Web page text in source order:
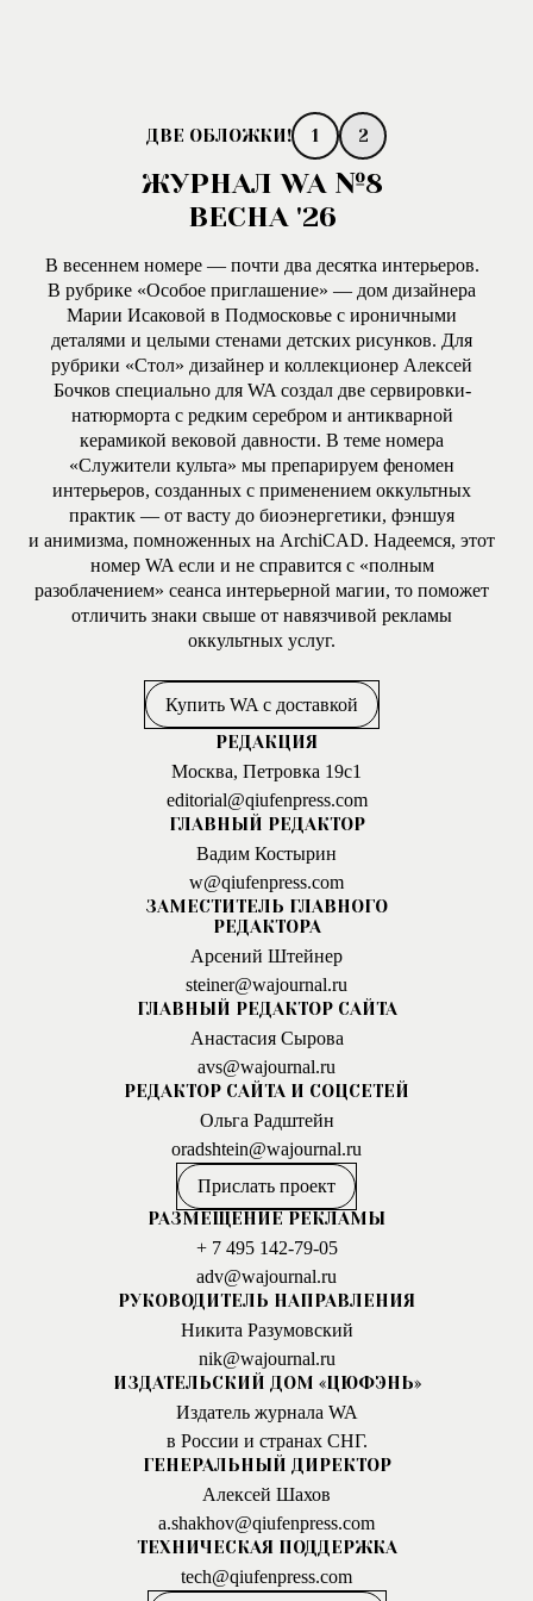
1 2
ЖУРНАЛ WA №8
ВЕСНА '26
В весеннем номере — почти два десятка интерьеров.
В рубрике «Особое приглашение» — дом дизайнера
Марии Исаковой в Подмосковье с ироничными
деталями и целыми стенами детских рисунков. Для
рубрики «Стол» дизайнер и коллекционер Алексей
Бочков специально для WA создал две сервировки-
натюрморта с редким серебром и антикварной
керамикой вековой давности. В теме номера
«Служители культа» мы препарируем феномен
интерьеров, созданных с применением оккультных
практик — от васту до биоэнергетики, фэншуя
и анимизма, помноженных на ArchiCAD. Надеемся, этот
номер WA если и не справится с «полным
разоблачением» сеанса интерьерной магии, то поможет
отличить знаки свыше от навязчивой рекламы
оккультных услуг.
Купить WA с доставкой
РЕДАКЦИЯ
Москва, Петровка 19с1
editorial@qiufenpress.com
ГЛАВНЫЙ РЕДАКТОР
Вадим Костырин
w@qiufenpress.com
ЗАМЕСТИТЕЛЬ ГЛАВНОГО
РЕДАКТОРА
Арсений Штейнер
steiner@wajournal.ru
ГЛАВНЫЙ РЕДАКТОР САЙТА
Анастасия Сырова
avs@wajournal.ru
РЕДАКТОР САЙТА И СОЦСЕТЕЙ
Ольга Радштейн
oradshtein@wajournal.ru
Прислать проект
РАЗМЕЩЕНИЕ РЕКЛАМЫ
+ 7 495 142-79-05
adv@wajournal.ru
РУКОВОДИТЕЛЬ НАПРАВЛЕНИЯ
Никита Разумовский
nik@wajournal.ru
ИЗДАТЕЛЬСКИЙ ДОМ «ЦЮФЭНЬ»
Издатель журнала WA
в России и странах СНГ.
ГЕНЕРАЛЬНЫЙ ДИРЕКТОР
Алексей Шахов
a.shakhov@qiufenpress.com
ТЕХНИЧЕСКАЯ ПОДДЕРЖКА
tech@qiufenpress.com